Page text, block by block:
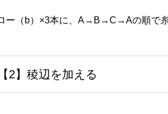
ー（b）×3本に、A→B→C→Aの順で
【2】稜辺を加える